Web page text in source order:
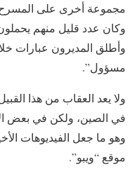
مجموعة أخرى على
وكان عدد قليل منهم يحملون
وأطلق المديرون عبارات
مسؤول”.
ولا يعد العقاب من هذا
في الصين، ولكن في بعض
وهو ما جعل الفيديوهات
موقع “ويبو”.